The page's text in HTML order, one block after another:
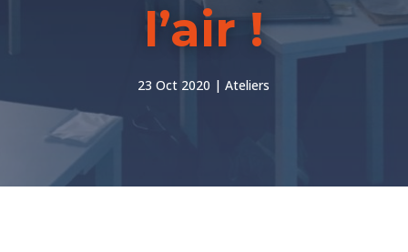
l’air !
23 Oct 2020 Ateliers